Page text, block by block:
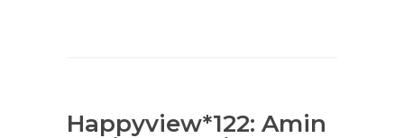
Happyview*122: Amin